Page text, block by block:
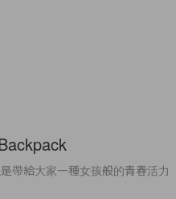
帶給大家一種女孩般的青春活力